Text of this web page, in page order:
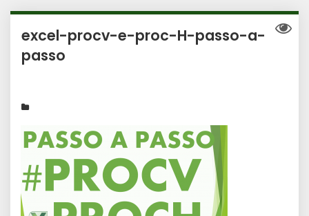
excel-procv-e-proc-H-passo-a-
passo